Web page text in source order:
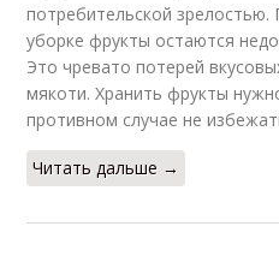
потребительской
уборке фрукты остаются
Это чревато потерей
мякоти. Хранить фрукты
противном случае не
Читать дальше →